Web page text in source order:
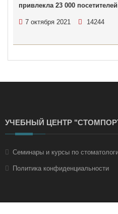
привлекла 23 000
7 октября 2021 14244
УЧЕБНЫЙ ЦЕНТР
Семинары и курсы по
Политика конфиденциальности